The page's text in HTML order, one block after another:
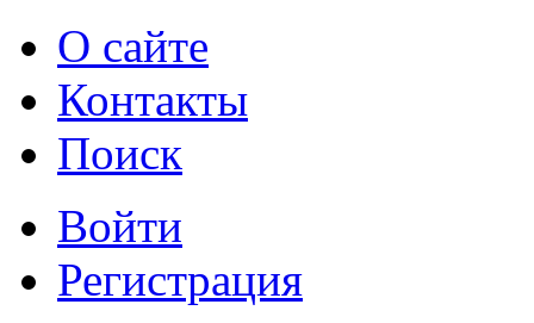
О сайте
Контакты
Поиск
Войти
Регистрация